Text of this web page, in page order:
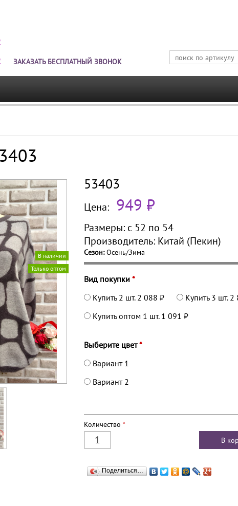
ЗАКАЗАТЬ БЕСПЛАТНЫЙ ЗВОНОК
Только оптом
В наличии
53403
Цена: 949 ₽
Размеры: с 52 по 54
Производитель: Китай (Пекин)
Сезон:Осень/Зима
Вид покупки *
Купить 2 шт. 2 088 ₽ Купить 3 шт. 2
Купить оптом 1 шт. 1 091 ₽
Выберите цвет*
Вариант 1
Вариант 2
Количество *
Поделиться…